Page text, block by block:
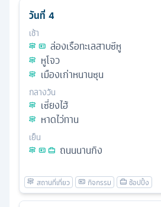
วันที่ 4
เช้า
ล่องเรือทะเลสาบซีหู
หูโจว
เมืองเก่าหนานซุน
กลางวัน
เซี่ยงไฮ้
หาดไว่ทาน
เย็น
ถนนนานกิง